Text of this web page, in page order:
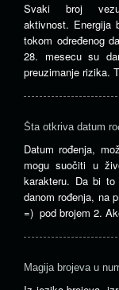
Svaki broj
aktivnost. Energija
tokom određenog
28. mesecu su
preuzimanje rizika.
Šta otkriva datum
Datum rođenja,
mogu suočiti u
karakteru. Da bi to
danom rođenja, na
=) pod brojem 2.
Magija brojeva u